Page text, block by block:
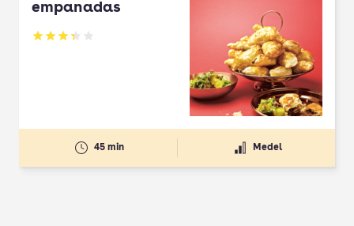
empanadas
Betyg: 3.33 av 5
45 min Medel